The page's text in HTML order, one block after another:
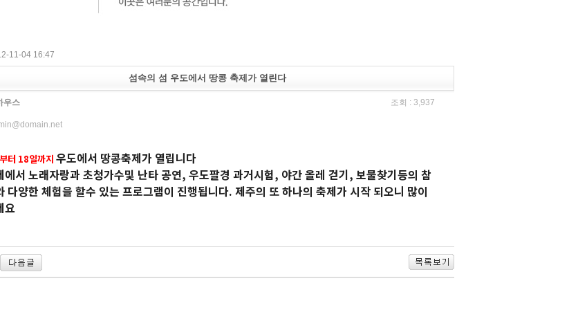
11-04 16:47
섬속의 섬 우도에서 땅콩 축제가 열린다
우스 조회 : 3,937
터 18일까지 우도에서 땅콩축제가 열립니다
에서 노래자랑과 초청가수및 난타 공연, 우도팔경 과거시험, 야간 올레 걷기, 보물찾기등의 참
다양한 체험을 할수 있는 프로그램이 진행됩니다. 제주의 또 하나의 축제가 시작 되오니 많이
요